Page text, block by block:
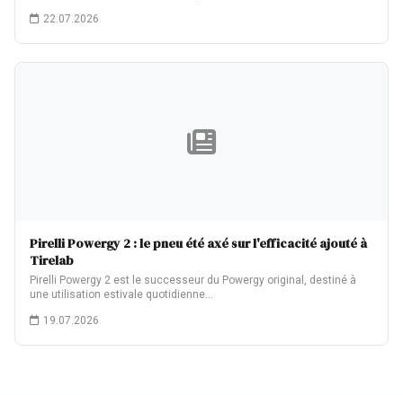
22.07.2026
Pirelli Powergy 2 : le pneu été axé sur l'efficacité ajouté à
Tirelab
Pirelli Powergy 2 est le successeur du Powergy original, destiné à
une utilisation estivale quotidienne…
19.07.2026